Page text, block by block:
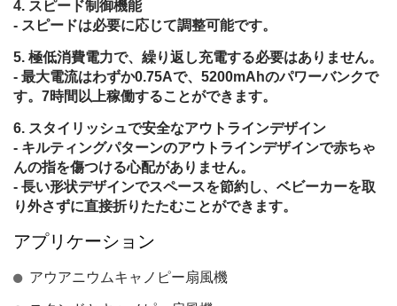
スピード制御機能
- スピードは必要に応じて調整可能です。
極低消費電力で、繰り返し充電する必要はありません。
- 最大電流はわずか0.75Aで、5200mAhのパワーバンクで
す。7時間以上稼働することができます。
スタイリッシュで安全なアウトラインデザイン
- キルティングパターンのアウトラインデザインで赤ちゃ
んの指を傷つける心配がありません。
- 長い形状デザインでスペースを節約し、ベビーカーを取
り外さずに直接折りたたむことができます。
アプリケーション
アウアニウムキャノピー扇風機